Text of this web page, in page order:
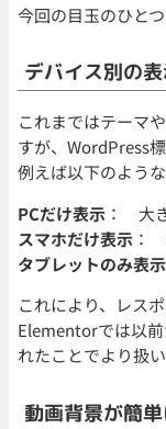
今回の目玉のひと
デバイス別の
これまではテーマ
すが、WordPress
例えば以下のよう
PCだけ表示 ： 大
スマホだけ表示 ：
タブレットのみ表示
これにより、レス
Elementorでは以
れたことでより扱
動画背景が簡